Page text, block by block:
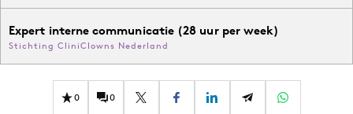
Expert interne communicatie (28 uur per week)
Stichting CliniClowns Nederland
0 0